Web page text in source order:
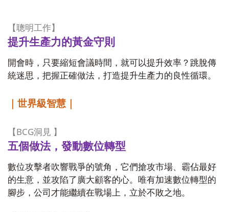
【聰明工作】
提升生產力的黃金守則
開會時，只要縮短會議時間，就可以提升效率？跳脫傳
統迷思，把握正確做法，打造提升生產力的良性循環。
｜世界級智慧｜
【 BCG洞見 】
五個做法，發動數位轉型
數位攻擊者吹響戰爭的號角，它們搶攻市場、霸佔最好
的生意，並攻陷了廣大顧客的心。唯有加速數位轉型的
腳步，公司才能繼續在戰場上，立於不敗之地。